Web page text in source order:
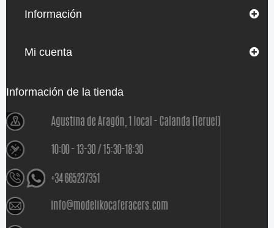
Información
Mi cuenta
Información de la tienda